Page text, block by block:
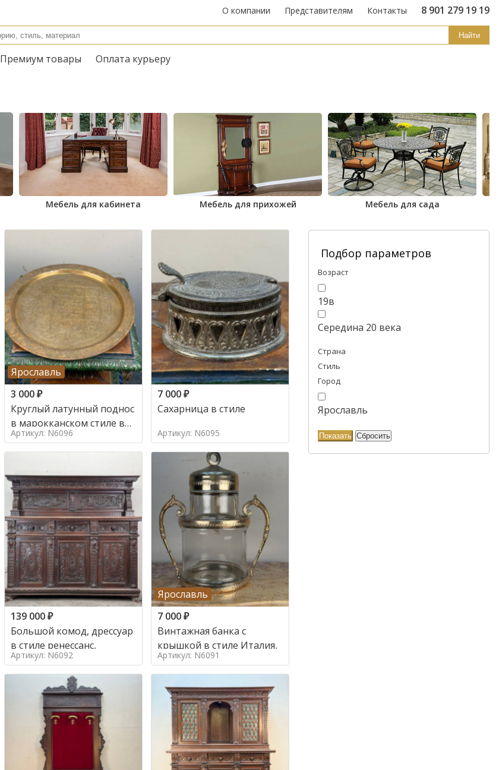
О компании Представителям Контакты 8 901 279 19 19
Найти
Премиум товары Оплата курьеру
Мебель для кабинета Мебель для прихожей Мебель для сада
Подбор параметров
Возраст
19в
Середина 20 века
Страна
Стиль
Город
Ярославль
Ярославль
3 000₽
Круглый латунный поднос
в марокканском стиле в
стиле
Артикул: N6096
7 000₽
Сахарница в стиле
Артикул: N6095
139 000₽
Большой комод, дрессуар
в стиле ренессанс,
Артикул: N6092
Ярославль
7 000₽
Винтажная банка с
крышкой в стиле Италия,
Артикул: N6091